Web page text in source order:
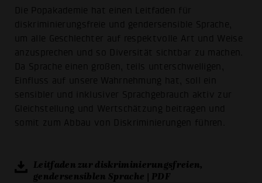
Die Popakademie hat einen Leitfaden für
diskriminierungsfreie und gendersensible Sprache,
um alle Geschlechter auf respektvolle Art und Weise
anzusprechen und so Diversität sichtbar zu machen.
Da Sprache einen großen, teils unterschwelligen,
Einfluss auf unsere Wahrnehmung hat, soll ein
sensibler und inklusiver Sprachgebrauch aktiv zur
Gleichstellung und Wertschätzung beitragen und
somit zum Abbau von Diskriminierungen führen.
Leitfaden zur diskriminierungsfreien,
gendersensiblen Sprache | PDF